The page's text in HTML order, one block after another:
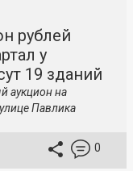
рублей
у
19 зданий
аукцион на
Павлика
0